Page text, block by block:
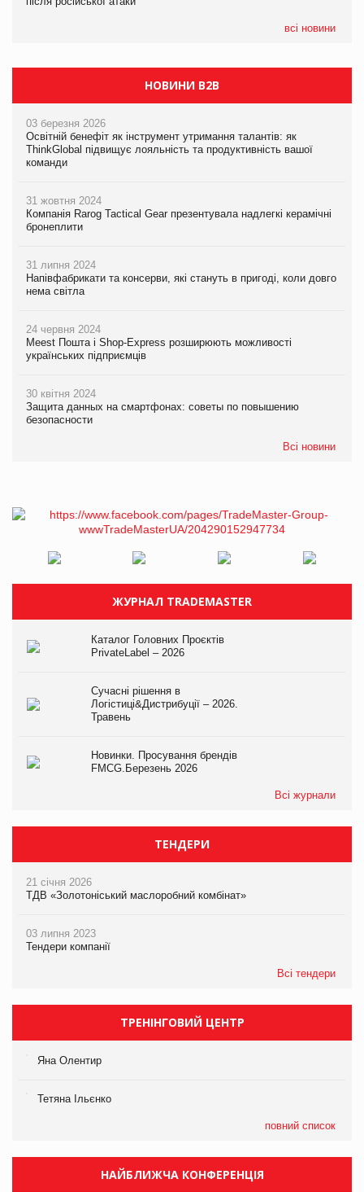
всі новини
Сергій Лісунов про заморожені хлібобулочні вироби на
НОВИНИ B2B
03 березня 2026
Освітній бенефіт як інструмент утримання талантів: як
ThinkGlobal підвищує лояльність та продуктивність вашої
команди
31 жовтня 2024
Компанія Rarog Tactical Gear презентувала надлегкі керамічні
бронеплити
31 липня 2024
Напівфабрикати та консерви, які стануть в пригоді, коли довго
нема світла
24 червня 2024
Meest Пошта і Shop-Express розширюють можливості
українських підприємців
30 квітня 2024
Защита данных на смартфонах: советы по повышению
безопасности
Всі новини
ЖУРНАЛ TRADEMASTER
Каталог Головних Проєктів
PrivateLabel – 2026
Сучасні рішення в
Логістиці&Дистрибуції – 2026.
Травень
Новинки. Просування брендів
FMCG.Березень 2026
Всі журнали
ТЕНДЕРИ
21 січня 2026
ТДВ «Золотоніський маслоробний комбінат»
03 липня 2023
Тендери компанії
Всі тендери
ТРЕНІНГОВИЙ ЦЕНТР
Яна Олентир
Тетяна Ільєнко
повний список
НАЙБЛИЖЧА КОНФЕРЕНЦІЯ